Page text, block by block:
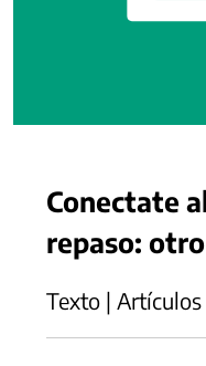
Conectate
repaso:
Texto | Artículos